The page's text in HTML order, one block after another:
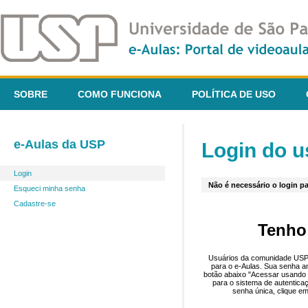
SOBRE COMO FUNCIONA POLÍTICA DE USO
e-Aulas da USP
Login
Esqueci minha senha
Cadastre-se
Login do
Não é necessário o login
Usuários da comunidade
para o e-Aulas. Sua senha
botão abaixo "Acessar
para o sistema de
senha única, clique